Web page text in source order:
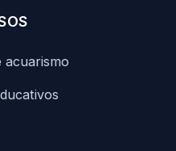
acuarismo